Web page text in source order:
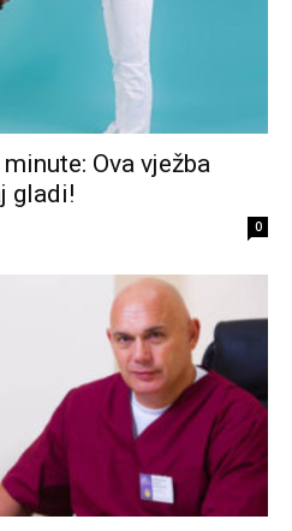
Ova vježba
gladi!
0